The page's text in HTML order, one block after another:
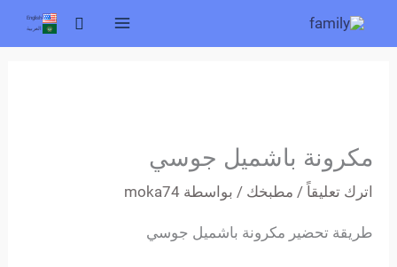
تخطي
البحث English
العربية
مكرونة باشميل جوسي
اترك تعليقاً / مطبخك / بواسطة moka74
طريقة تحضير مكرونة باشميل جوسي